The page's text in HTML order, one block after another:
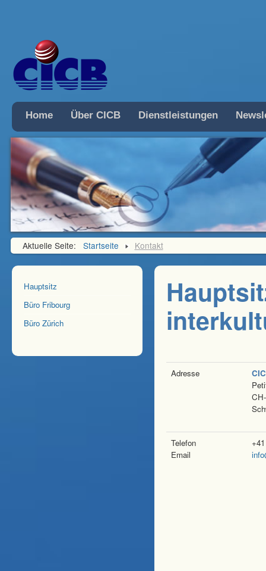
Home Über CICB Dienstleistungen
Aktuelle Seite: Startseite Kontakt
Hauptsitz
Büro Fribourg
Büro Zürich
Adresse
Telefon
Email